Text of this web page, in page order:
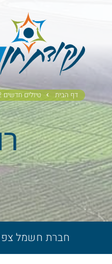
דף הבית טיולים חדשים 2022
חברת חשמל